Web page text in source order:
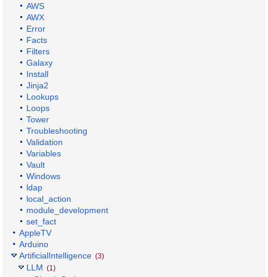
AWS
AWX
Error
Facts
Filters
Galaxy
Install
Jinja2
Lookups
Loops
Tower
Troubleshooting
Validation
Variables
Vault
Windows
ldap
local_action
module_development
set_fact
AppleTV
Arduino
ArtificialIntelligence (3)
LLM (1)